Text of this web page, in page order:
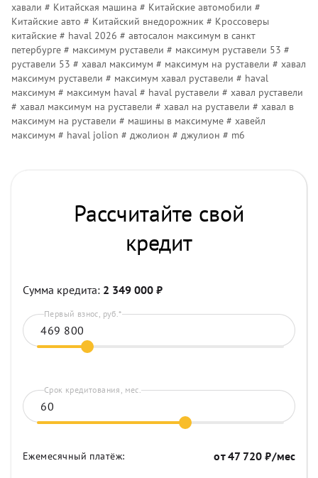
хавали # Китайская машина # Китайские автомобили #
Китайские авто # Китайский внедорожник # Кроссоверы
китайские # haval 2026 # автосалон максимум в санкт
петербурге # максимум руставели # максимум руставели 53 #
руставели 53 # хавал максимум # максимум на руставели # хавал
максимум руставели # максимум хавал руставели # haval
максимум # максимум haval # haval руставели # хавал руставели
# хавал максимум на руставели # хавал на руставели # хавал в
максимум на руставели # машины в максимуме # хавейл
максимум # haval jolion # джолион # джулион # m6
Рассчитайте свой
кредит
Сумма кредита: 2 349 000 ₽
Первый взнос, руб.*
Срок кредитования, мес.
Ежемесячный платёж: от47 720 ₽/мес